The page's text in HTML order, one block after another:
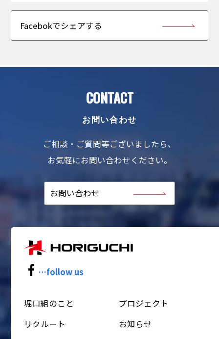
Facebokでシェアする
CONTACT
お問い合わせ
ご相談・ご質問等ございましたら、
お気軽にお問い合わせください。
お問い合わせ
…follow us
堀口組のこと
プロジェクト
リクルート
お知らせ